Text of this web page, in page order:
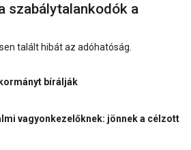
szabálytalankodók a
talált hibát az adóhatóság.
bírálják
vagyonkezelőknek: jönnek a célzott